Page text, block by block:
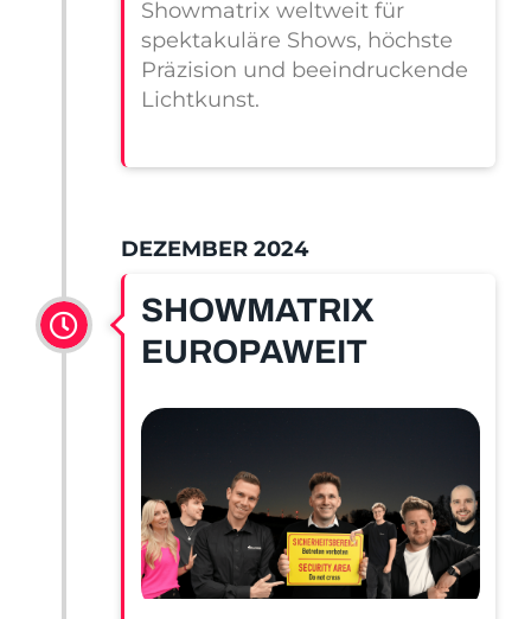
Showmatrix weltweit für
spektakuläre Shows, höchste
Präzision und beeindruckende
Lichtkunst.
DEZEMBER 2024
SHOWMATRIX
EUROPAWEIT